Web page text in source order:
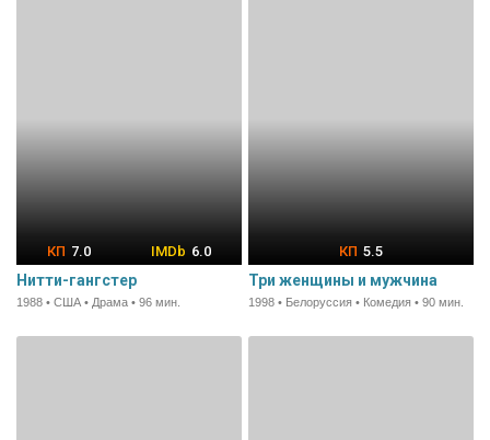
7.0 6.0
Нитти-гангстер
1988 • США • Драма • 96 мин.
5.5
Три женщины и мужчина
1998 • Белоруссия • Комедия • 90 мин.